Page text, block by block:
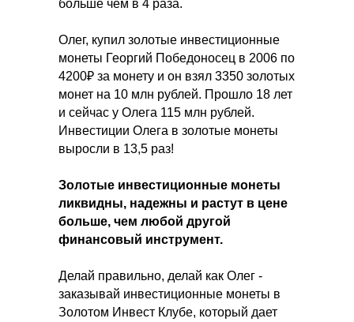
больше чем в 4 раза.
Олег, купил золотые инвестиционные
монеты Георгий Победоносец в 2006 по
4200₽ за монету и он взял 3350 золотых
монет на 10 млн рублей. Прошло 18 лет
и сейчас у Олега 115 млн рублей.
Инвестиции Олега в золотые монеты
выросли в 13,5 раз!
Золотые инвестиционные монеты
ликвидны, надежны и растут в цене
больше, чем любой другой
финансовый инструмент.
Делай правильно, делай как Олег -
заказывай инвестиционные монеты в
Золотом Инвест Клубе, который дает